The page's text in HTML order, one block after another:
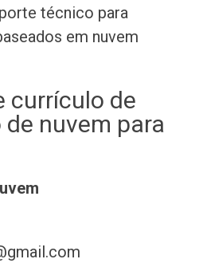
técnico para
em nuvem
currículo de
nuvem para